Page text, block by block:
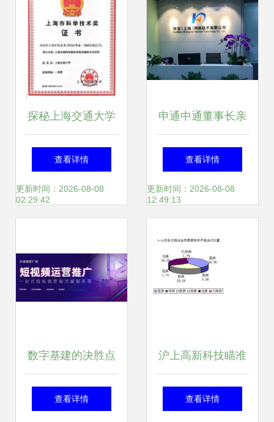
探秘上海交通大学
智能无线网络与协
同控制中心 前沿研
查看详情
更新时间：2026-08-08
02:29:42
申通中通董事长亲
临，首度科技凭
何“双通”齐聚？揭
心
查看详情
更新时间：2026-08-08
12:49:13
数字基建的决胜点
2025-2026年上海
查看详情
沪上高新科技瞄准
欧美市场 上海高新
查看详情